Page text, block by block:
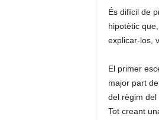
És difícil de
hipotètic
explicar-los,
El primer
major part
del règim
Tot creant